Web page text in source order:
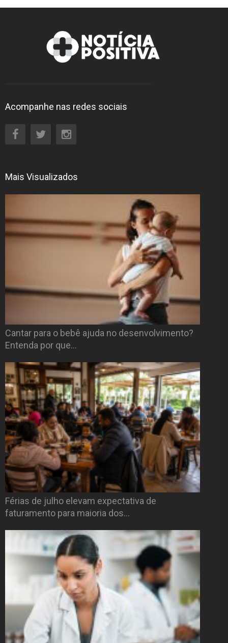
Acompanhe nas redes sociais
Mais Visualizados
Cantar para o bebê ajuda no desenvolvimento?
Entenda por que…
Férias de julho elevam expectativa de
faturamento para maioria dos…